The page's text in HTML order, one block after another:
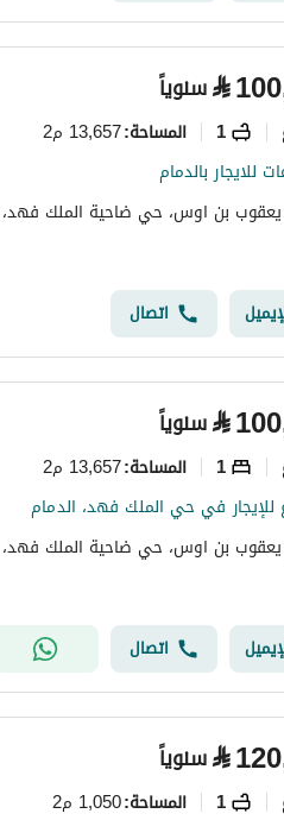
⃁سنوياً
1 المساحة:13,657 م2
للايجار بالدمام
بن اوس، حي ضاحية الملك فهد،
اتصال
⃁سنوياً
1 المساحة:13,657 م2
في حي الملك فهد، الدمام
بن اوس، حي ضاحية الملك فهد،
اتصال
⃁سنوياً
1 المساحة:1,050 م2